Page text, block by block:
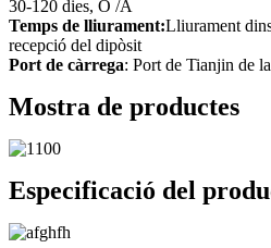
30-120 dies, O /A
Temps de lliurament:Lliurament
recepció del dipòsit
Port de càrrega: Port de Tianjin de
Mostra de productes
Especificació del